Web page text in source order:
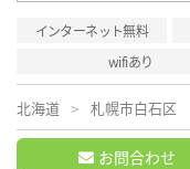
インターネット無料
wifiあり
北海道 札幌市白石区
お問合わせ